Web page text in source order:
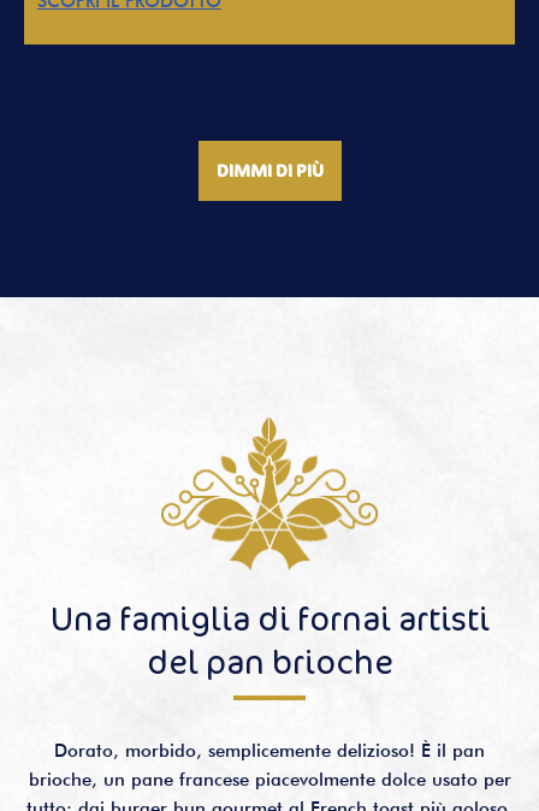
DIMMI DI PIÙ
Una famiglia di fornai artisti
del pan brioche
Dorato, morbido, semplicemente delizioso! È il pan
brioche, un pane francese piacevolmente dolce usato per